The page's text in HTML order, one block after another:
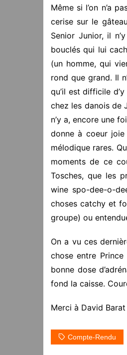
Même si l’on n’a
cerise sur le
Senior Junior, il
bouclés qui lui
(un homme, qui
rond que grand. Il
qu’il est difficile
chez les danois de
n’y a, encore une
donne à coeur joie
mélodique rares.
moments de ce
Tosches, que les
wine spo-dee-o-
choses catchy et
groupe) ou
On a vu ces
chose entre
bonne dose
fond la caisse.
Merci à David
Compte-Rendu